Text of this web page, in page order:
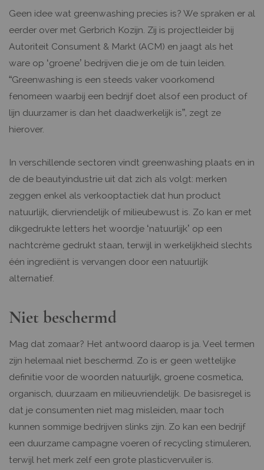
Geen idee wat greenwashing precies is? We spraken er al
eerder over met Gerbrich Kozijn. Zij is projectleider bij
Autoriteit Consument & Markt (ACM) en jaagt als het
ware op ‘groene’ bedrijven die je om de tuin leiden.
“Greenwashing is een steeds vaker voorkomend
fenomeen waarbij een bedrijf doet alsof een product of
lijn duurzamer is dan het daadwerkelijk is”, zegt ze
hierover.
In verschillende sectoren vindt greenwashing plaats en in
de de beautyindustrie uit dat zich als volgt: merken
zeggen enkel als verkooptactiek dat hun product
natuurlijk, diervriendelijk of milieubewust is. Zo kan er met
dikgedrukte letters het woordje ‘natuurlijk’ op een
nachtcrème gedrukt staan, terwijl in werkelijkheid slechts
één ingrediënt is vervangen door een natuurlijk
alternatief.
Niet beschermd
Mag dat zomaar? Het antwoord daarop is ja. Veel termen
zijn helemaal niet beschermd. Zo is er geen wettelijke
definitie voor de woorden natuurlijk, groene cosmetica,
organisch, duurzaam en milieuvriendelijk. De basisregel is
dat je consumenten niet mag misleiden, maar toch
kunnen sommige bedrijven slinks zijn. Zo kan een bedrijf
een duurzame campagne voeren of recycling stimuleren,
terwijl het merk zelf een grote plasticvervuiler is.